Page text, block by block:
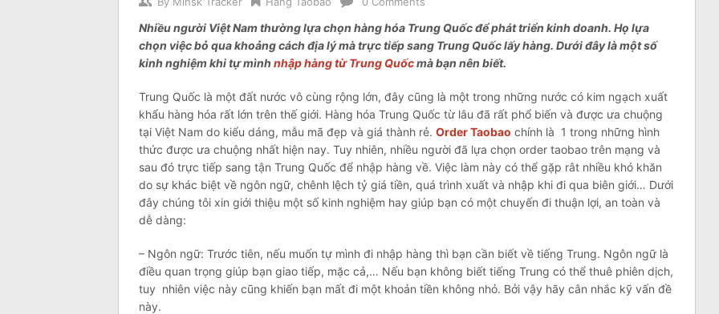
Nhiều người Việt Nam thường lựa chọn hàng hóa Trung Quốc để phát triển kinh doanh. Họ lựa
chọn việc bỏ qua khoảng cách địa lý mà trực tiếp sang Trung Quốc lấy hàng. Dưới đây là một số
kinh nghiệm khi tự mình nhập hàng từ Trung Quốcmà bạn nên biết.
Trung Quốc là một đất nước vô cùng rộng lớn, đây cũng là một trong những nước có kim ngạch xuất
khẩu hàng hóa rất lớn trên thế giới. Hàng hóa Trung Quốc từ lâu đã rất phổ biến và được ưa chuộng
tại Việt Nam do kiểu dáng, mẫu mã đẹp và giá thành rẻ. Order Taobao chính là 1 trong những hình
thức được ưa chuộng nhất hiện nay. Tuy nhiên, nhiều người đã lựa chọn order taobao trên mạng và
sau đó trực tiếp sang tận Trung Quốc để nhập hàng về. Việc làm này có thể gặp rât nhiều khó khăn
do sự khác biệt về ngôn ngữ, chênh lệch tỷ giá tiền, quá trình xuất và nhập khi đi qua biên giới… Dưới
đây chúng tôi xin giới thiệu một số kinh nghiệm hay giúp bạn có một chuyến đi thuận lợi, an toàn và
dễ dàng:
– Ngôn ngữ: Trước tiên, nếu muốn tự mình đi nhập hàng thì bạn cần biết về tiếng Trung. Ngôn ngữ là
điều quan trọng giúp bạn giao tiếp, mặc cả,… Nếu bạn không biết tiếng Trung có thể thuê phiên dịch,
tuy nhiên việc này cũng khiến bạn mất đi một khoản tiền không nhỏ. Bởi vậy hãy cân nhắc kỹ vấn đề
này.